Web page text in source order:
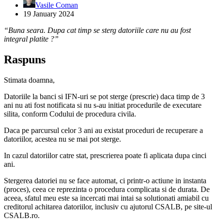
Vasile Coman
19 January 2024
“Buna seara. Dupa cat timp se sterg datoriile care nu au fost
integral platite ?”
Raspuns
Stimata doamna,
Datoriile la banci si IFN-uri se pot sterge (prescrie) daca timp de 3
ani nu ati fost notificata si nu s-au initiat procedurile de executare
silita, conform Codului de procedura civila.
Daca pe parcursul celor 3 ani au existat proceduri de recuperare a
datoriilor, acestea nu se mai pot sterge.
In cazul datoriilor catre stat, prescrierea poate fi aplicata dupa cinci
ani.
Stergerea datoriei nu se face automat, ci printr-o actiune in instanta
(proces), ceea ce reprezinta o procedura complicata si de durata. De
aceea, sfatul meu este sa incercati mai intai sa solutionati amiabil cu
creditorul achitarea datoriilor, inclusiv cu ajutorul CSALB, pe site-ul
CSALB.ro.